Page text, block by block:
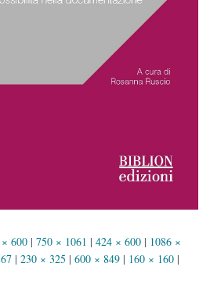
600 | 750 × 1061 | 424 × 600 | 1086 ×
| 230 × 325 | 600 × 849 | 160 × 160 |